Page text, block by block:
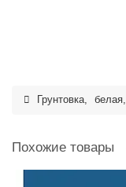
Грунтовка, белая,
Похожие товары